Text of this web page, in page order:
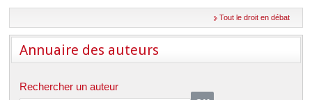
Tout le droit en débat
Annuaire des auteurs
Rechercher un auteur